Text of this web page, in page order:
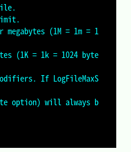
(1M = 1m = 1
(1K = 1k = 1024 byte
If LogFileMaxS
option) will always b